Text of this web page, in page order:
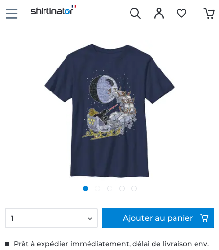
Prêt à expédier immédiatement, délai de livraison env.
Ajouter au panier